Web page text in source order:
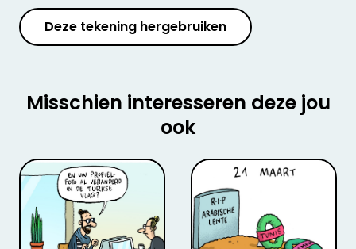
Deze tekening hergebruiken
Misschien interesseren deze jou
ook